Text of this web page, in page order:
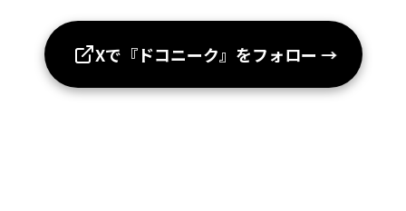
Xで『ドコニーク』をフォロー →